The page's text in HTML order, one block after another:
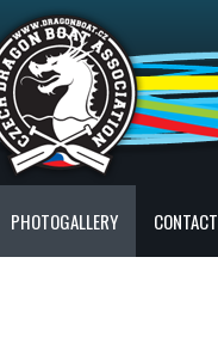
PHOTOGALLERY CONTACT